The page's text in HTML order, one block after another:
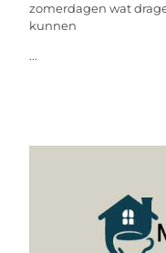
zomerdagen wat
kunnen
...